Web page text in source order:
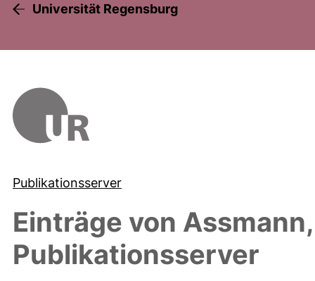
Universität Regensburg
Publikationsserver
Einträge von
Publikationsserver